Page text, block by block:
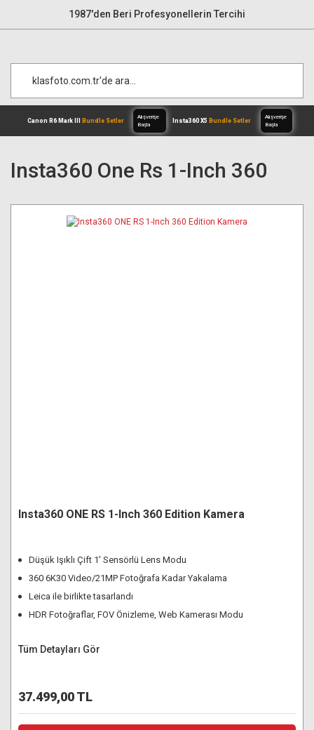
1987'den Beri Profesyonellerin Tercihi
Başla
Insta360 One Rs 1-Inch 360
Insta360 ONE RS 1-Inch 360 Edition Kamera
Düşük Işıklı Çift 1' Sensörlü Lens Modu
360 6K30 Video/21MP Fotoğrafa Kadar Yakalama
Leica ile birlikte tasarlandı
HDR Fotoğraflar, FOV Önizleme, Web Kamerası Modu
Tüm Detayları Gör
37.499,00 TL